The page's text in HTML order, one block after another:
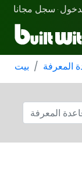
· سجل مجانا
بيت المعرفة